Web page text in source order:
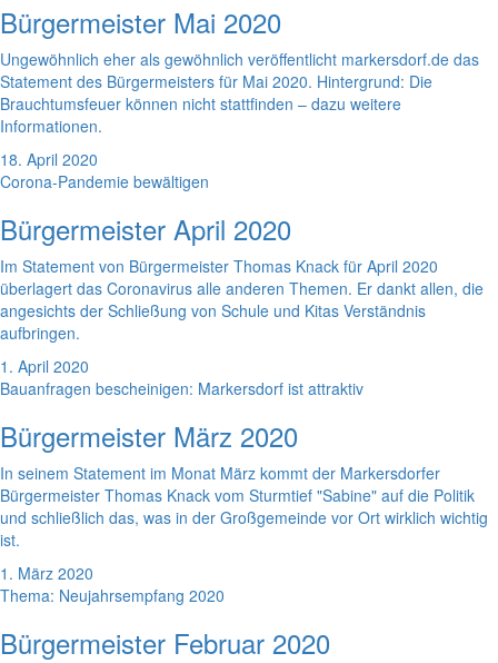
Bürgermeister Mai 2020
Ungewöhnlich eher als gewöhnlich veröffentlicht markersdorf.de das
Statement des Bürgermeisters für Mai 2020. Hintergrund: Die
Brauchtumsfeuer können nicht stattfinden – dazu weitere
Informationen.
18. April 2020
Corona-Pandemie bewältigen
Bürgermeister April 2020
Im Statement von Bürgermeister Thomas Knack für April 2020
überlagert das Coronavirus alle anderen Themen. Er dankt allen, die
angesichts der Schließung von Schule und Kitas Verständnis
aufbringen.
1. April 2020
Bauanfragen bescheinigen: Markersdorf ist attraktiv
Bürgermeister März 2020
In seinem Statement im Monat März kommt der Markersdorfer
Bürgermeister Thomas Knack vom Sturmtief "Sabine" auf die Politik
und schließlich das, was in der Großgemeinde vor Ort wirklich wichtig
ist.
1. März 2020
Thema: Neujahrsempfang 2020
Bürgermeister Februar 2020